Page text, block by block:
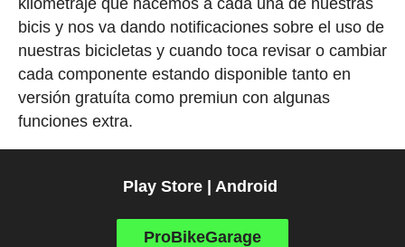
bicis y nos va dando notificaciones sobre el uso de
nuestras bicicletas y cuando toca revisar o cambiar
cada componente estando disponible tanto en
versión gratuíta como premiun con algunas
funciones extra.
Play Store | Android
ProBikeGarage